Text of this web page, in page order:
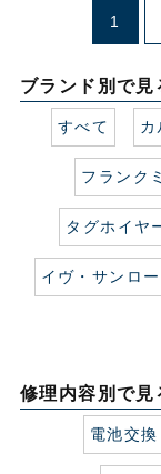
1
ブランド別で見
すべて カ
フランク
タグホイヤ
イヴ・サンロ
修理内容別で見
電池交換